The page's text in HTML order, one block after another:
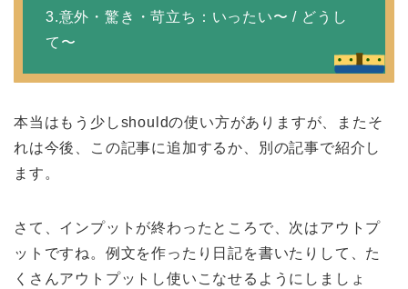
3.意外・驚き・苛立ち：いったい〜 / どうし
て〜
本当はもう少しshouldの使い方がありますが、またそ
れは今後、この記事に追加するか、別の記事で紹介し
ます。
さて、インプットが終わったところで、次はアウトプ
ットですね。例文を作ったり日記を書いたりして、た
くさんアウトプットし使いこなせるようにしましょ